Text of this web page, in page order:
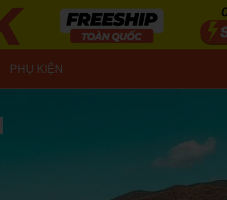
PHỤ KIỆN